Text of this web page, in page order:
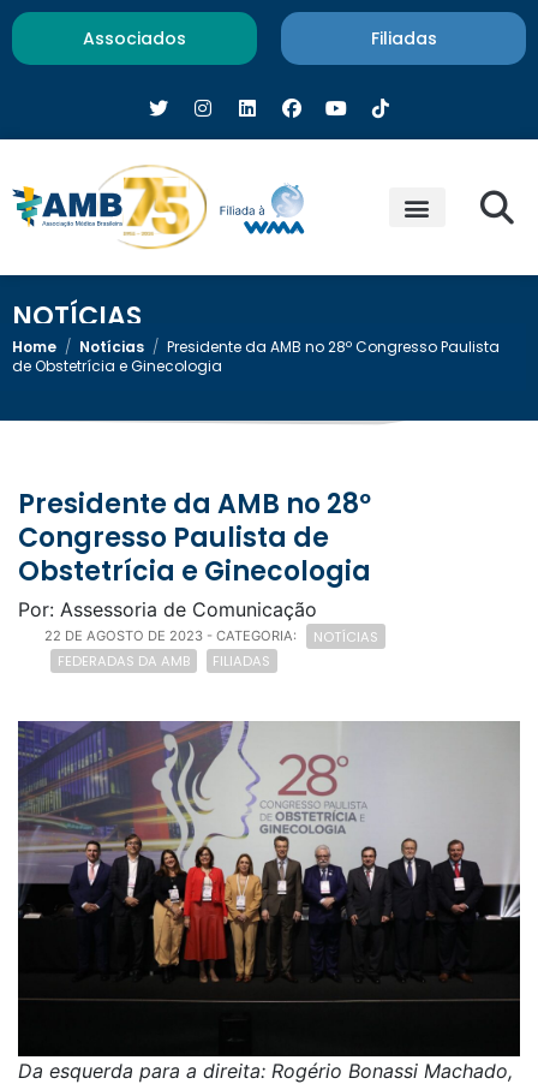
Associados Filiadas
NOTÍCIAS
Home / Notícias / Presidente da AMB no 28º Congresso Paulista
de Obstetrícia e Ginecologia
Presidente da AMB no 28º
Congresso Paulista de
Obstetrícia e Ginecologia
Por: Assessoria de Comunicação
22 DE AGOSTO DE 2023 - CATEGORIA:
NOTÍCIAS
FEDERADAS DA AMB
FILIADAS
Da esquerda para a direita: Rogério Bonassi Machado,